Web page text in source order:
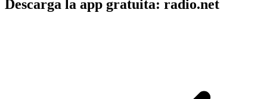
Descarga la app gratuita: radio.net